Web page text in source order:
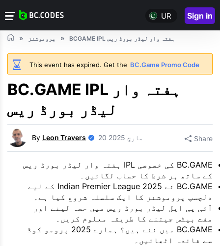
UR Sign in
پروموشنز BCGAME IPL ہفتہ وار لیڈر بورڈ ریس
This event has expired. Get the BC.Game Promo Code
BC.GAME IPL ہفتہ وار
لیڈر بورڈ ریس
By Leon Travers 20 مارچ 2025 Share
BC.GAME کی خصوصی IPL ہفتہ وار لیڈر بورڈ ریس
کے ساتھ ہر شرط کا حساب لگائیں۔
BC.GAME نے 2025 Indian Premier League کے لیے
دلچسپ پروموشنز کا ایک سلسلہ شروع کیا ہے۔
آئی پی ایل لیڈر بورڈ ریس میں حصہ لینے اور
مفت بیٹس جیتنے کا طریقہ معلوم کریں۔
BC.GAME میں نئے ہیں؟ ہمارے 2025 پرومو کوڈ
سے فائدہ اٹھائیں۔